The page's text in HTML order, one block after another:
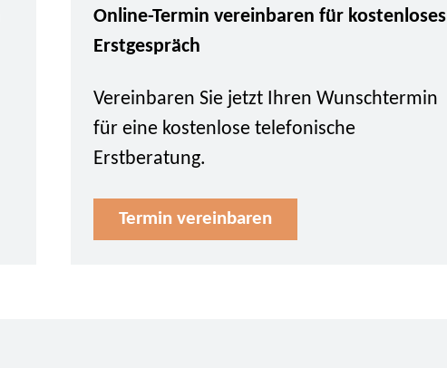
Online-Termin vereinbaren für kostenloses
Erstgespräch
Vereinbaren Sie jetzt Ihren Wunschtermin
für eine kostenlose telefonische
Erstberatung.
Termin vereinbaren